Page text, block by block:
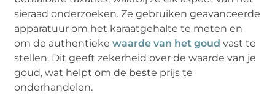
sieraad onderzoeken. Ze gebruiken geavanceerde
apparatuur om het karaatgehalte te meten en
om de authentiekewaarde van het goud vast te
stellen. Dit geeft zekerheid over de waarde van je
goud, wat helpt om de beste prijs te
onderhandelen.